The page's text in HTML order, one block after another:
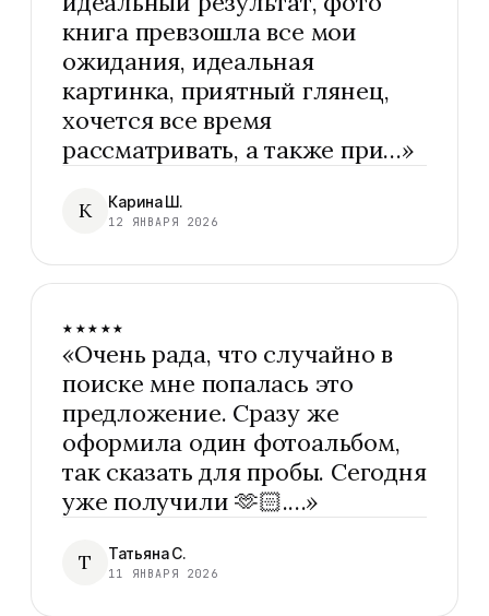
книга превзошла все мои
ожидания, идеальная
картинка, приятный глянец,
хочется все время
рассматривать, а также при…»
К Карина Ш.
12 ЯНВАРЯ 2026
★★★★★
«Очень рада, что случайно в
поиске мне попалась это
предложение. Сразу же
оформила один фотоальбом,
так сказать для пробы. Сегодня
уже получили 🫶🏻.…»
Т Татьяна С.
11 ЯНВАРЯ 2026